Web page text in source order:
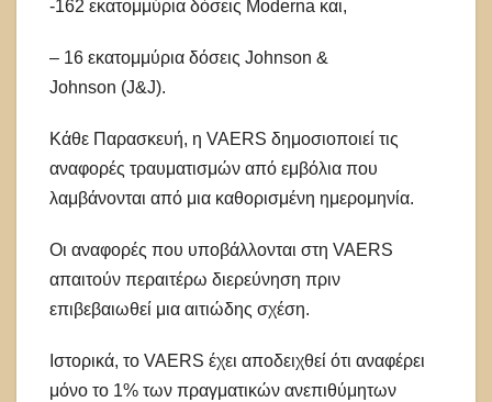
-162 εκατομμύρια δόσεις Moderna και,
– 16 εκατομμύρια δόσεις Johnson &
Johnson (J&J).
Κάθε Παρασκευή, η VAERS δημοσιοποιεί τις
αναφορές τραυματισμών από εμβόλια που
λαμβάνονται από μια καθορισμένη ημερομηνία.
Οι αναφορές που υποβάλλονται στη VAERS
απαιτούν περαιτέρω διερεύνηση πριν
επιβεβαιωθεί μια αιτιώδης σχέση.
Ιστορικά, το VAERS έχει αποδειχθεί ότι αναφέρει
μόνο το 1% των πραγματικών ανεπιθύμητων